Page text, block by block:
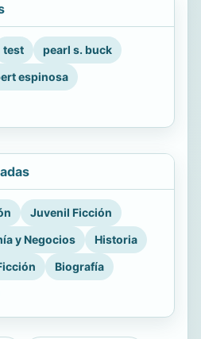
test
pearl s. buck
espinosa
Juvenil Ficción
y Negocios
Historia
Biografía